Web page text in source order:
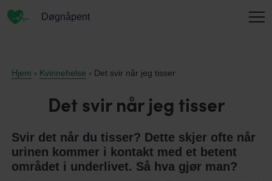
Døgnåpent
INFORMASJON
OM OSS
KONTAKT
Hjem › Kvinnehelse › Det svir når jeg tisser
Det svir når jeg tisser
Svir det når du tisser? Dette skjer ofte når
urinen kommer i kontakt med et betent
området i underlivet. Så hva gjør man?